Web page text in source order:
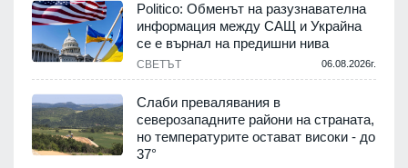
Politico: Обменът на разузнавателна
информация между САЩ и Украйна
се е върнал на предишни нива
СВЕТЪТ 06.08.2026г.
Слаби превалявания в
северозападните райони на страната,
но температурите остават високи - до
37°